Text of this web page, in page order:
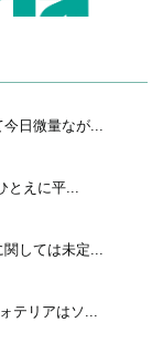
今日微量なが...
とえに平...
関しては未定...
テリアはソ...